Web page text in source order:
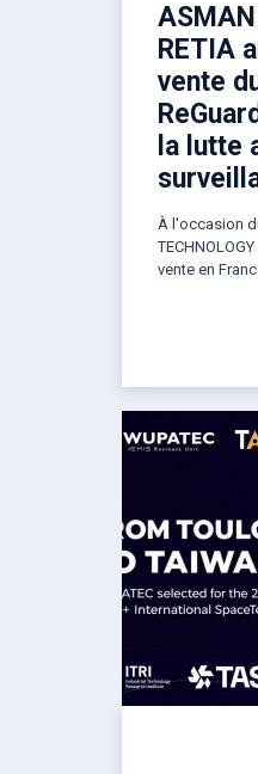
RETIA
vente
la lutte
À l'occasion
vente en